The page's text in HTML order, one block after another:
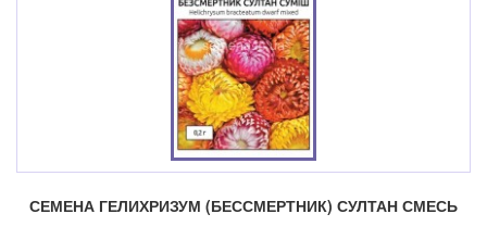
СЕМЕНА ГЕЛИХРИЗУМ (БЕССМЕРТНИК) СУЛТАН СМЕСЬ